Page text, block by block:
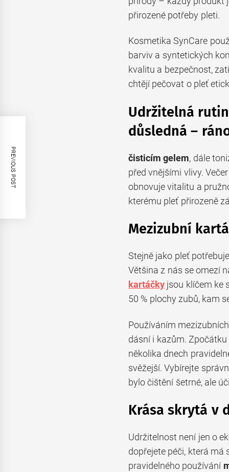
přirozené potřeby pleti.
Kosmetika SynCare
barviv a syntetických
kvalitu a bezpečnost,
chtějí pečovat o pleť
Udržitelná
důsledná –
čisticím gelem, dále
před vnějšími vlivy.
obnovuje vitalitu a
kterému pleť přirozeně
Mezizubní
Stejně jako pleť
Většina z nás se omezí
kartáčkyjsou klíčem ke
50 % plochy zubů, kam
Používáním
dásní i kazům.
několika dnech
svěžejší. Vybírejte
bylo čištění šetrné, ale
Krása skrytá v
Udržitelnost není jen o
dopřejete péči, která
pravidelného používání
PREVIOUS POST